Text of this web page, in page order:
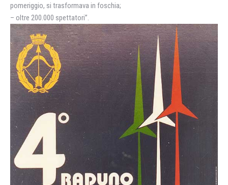
pomeriggio, si trasformava in foschia;
– oltre 200.000 spettatori”.